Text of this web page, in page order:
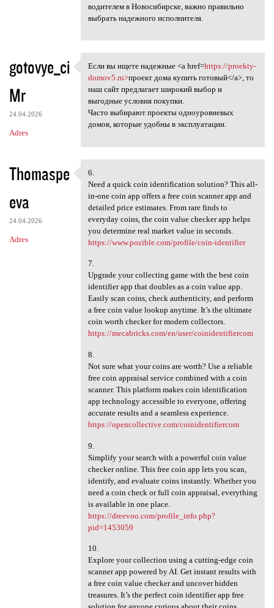
водителем в Новосибирске, важно правильно
выбрать надежного исполнителя.
gotovye_ci
Mr
24.04.2026
Adres
Если вы ищете надежные <a
Если вы ищете надежные <a href=https://proekty-
domov5.ru>проект дома купить готовый</a>, то
наш сайт предлагает широкий выбор и
выгодные условия покупки.
Часто выбирают проекты одноуровневых
домов, которые удобны в эксплуатации.
Thomaspe
eva
24.04.2026
Adres
6.
6.
Need a quick coin identification solution? This all-
in-one coin app offers a free coin scanner app and
detailed price estimates. From rare finds to
everyday coins, the coin value checker app helps
you determine real market value in seconds.
https://www.pozible.com/profile/coin-identifier
7.
Upgrade your collecting game with the best coin
identifier app that doubles as a coin value app.
Easily scan coins, check authenticity, and perform
a free coin value lookup anytime. It’s the ultimate
coin worth checker for modern collectors.
https://mecabricks.com/en/user/coinidentifiercom
8.
Not sure what your coins are worth? Use a reliable
free coin appraisal service combined with a coin
scanner. This platform makes coin identification
app technology accessible to everyone, offering
accurate results and a seamless experience.
https://opencollective.com/coinidentifiercom
9.
Simplify your search with a powerful coin value
checker online. This free coin app lets you scan,
identify, and evaluate coins instantly. Whether you
need a coin check or full coin appraisal, everything
is available in one place.
https://dreevoo.com/profile_info.php?
pid=1453059
10.
Explore your collection using a cutting-edge coin
scanner app powered by AI. Get instant results with
a free coin value checker and uncover hidden
treasures. It’s the perfect coin identifier app free